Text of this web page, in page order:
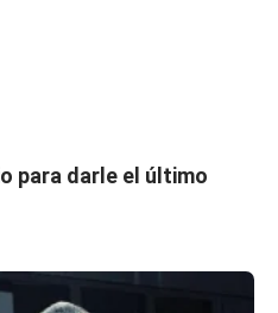
para darle el último